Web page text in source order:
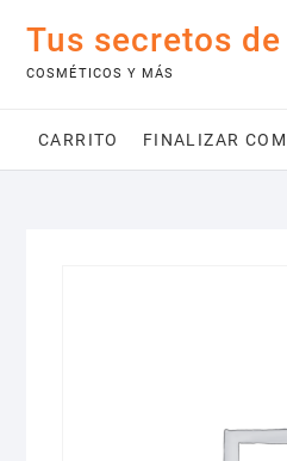
contenido
Tus secretos
COSMÉTICOS Y MÁS
CARRITO FINALIZAR